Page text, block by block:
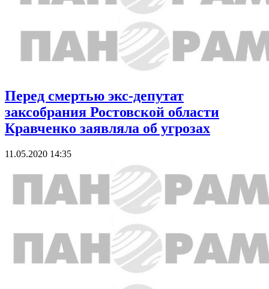
Перед смертью экс-депутат
заксобрания Ростовской области
Кравченко заявляла об угрозах
11.05.2020 14:35